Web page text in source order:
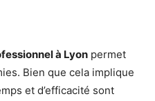
à Lyon permet
Bien que cela implique
et d’efficacité sont